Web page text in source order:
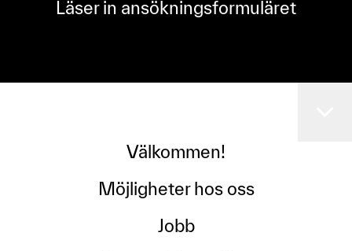
Läser in ansökningsformuläret
Välkommen!
Möjligheter hos oss
Jobb